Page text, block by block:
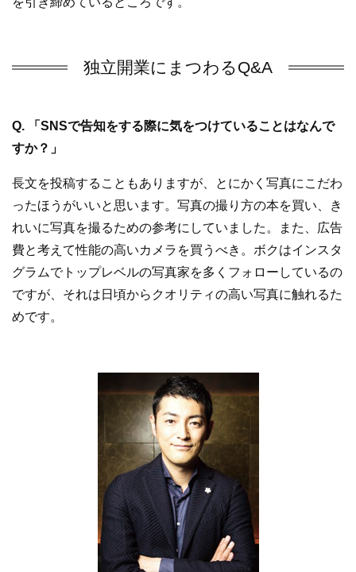
独立開業にまつわるQ&A
Q. 「SNSで告知をする際に気をつけていることはなんで
すか？」
長文を投稿することもありますが、とにかく写真にこだわ
ったほうがいいと思います。写真の撮り方の本を買い、き
れいに写真を撮るための参考にしていました。また、広告
費と考えて性能の高いカメラを買うべき。ボクはインスタ
グラムでトップレベルの写真家を多くフォローしているの
ですが、それは日頃からクオリティの高い写真に触れるた
めです。